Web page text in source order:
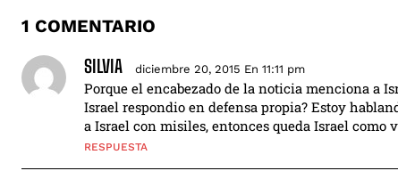
1 COMENTARIO
SILVIA
diciembre 20, 2015 En 11:11 pm
Porque el encabezado de la noticia menciona a
Israel respondio en defensa propia? Estoy
a Israel con misiles, entonces queda Israel
RESPUESTA